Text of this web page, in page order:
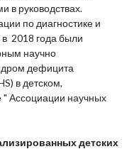
в руководствах.
по диагностике и
2018 года были
научно
дефицита
в детском,
" Ассоциации научных
детских